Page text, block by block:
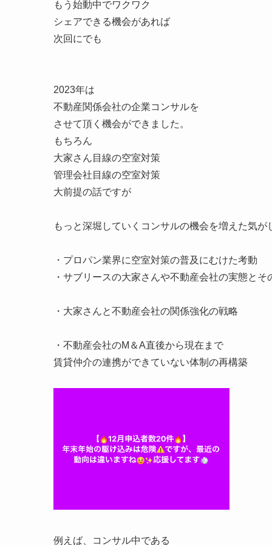
もう始動中でワクワク
シェアできる機会があれば
次回にでも
2023年は
不動産関係会社の企業コンサルを
させて頂く機会ができました。
もちろん
大家さん目線の空室対策
管理会社目線の空室対策
大前提の話ですが
もっと深堀していくコンサルの機会を増えた気が
・プロパン業界に空室対策の普及にむけた考動
・サブリースの大家さんや不動産会社の実態とそ
・大家さんと不動産会社の関係強化の戦略
・不動産会社のM＆A直後から現在まで
賃貸仲介の連携ができていない体制の再構築
例えば、コンサル中である